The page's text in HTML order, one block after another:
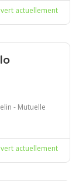
actuellement
- Mutuelle
actuellement